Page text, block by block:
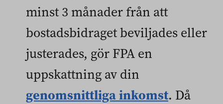
minst 3 månader från att
bostadsbidraget beviljades eller
justerades, gör FPA en
uppskattning av din
genomsnittliga inkomst. Då